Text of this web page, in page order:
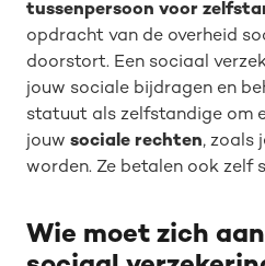
tussenpersoon voor
opdracht van de overheid
doorstort. Een sociaal
jouw sociale bijdragen en
statuut als zelfstandige om
jouw sociale rechten, zoals
worden. Ze betalen ook zelf
Wie moet zich